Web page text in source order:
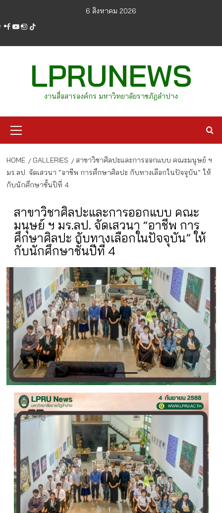
content
6 สิงหาคม 2026
facebook
youtube
instagram
tiktok
LPRUNEWS
งานสื่อสารองค์กร มหาวิทยาลัยราชภัฏลำปาง
Menu
HOME GALLERIES
สาขาวิชาศิลปะและการออกแบบ คณะมนุษย์ ฯ
มร.ลป. จัดเสวนา “อาชีพ การศึกษาศิลปะ กับทางเลือกในปัจจุบัน” ให้
กับนักศึกษาชั้นปีที่ 4
สาขาวิชาศิลปะและการออกแบบ คณะ
มนุษย์ ฯ มร.ลป. จัดเสวนา “อาชีพ การ
ศึกษาศิลปะ กับทางเลือกในปัจจุบัน” ให้
กับนักศึกษาชั้นปีที่ 4